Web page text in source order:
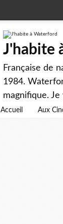
J'habite
Française de
1984.
magnifique.
Accueil Aux